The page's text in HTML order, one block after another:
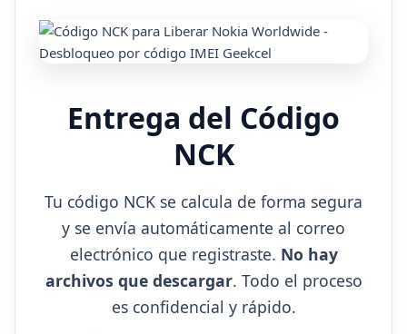
Entrega del Código
NCK
Tu código NCK se calcula de forma segura
y se envía automáticamente al correo
electrónico que registraste. No hay
archivos que descargar. Todo el proceso
es confidencial y rápido.